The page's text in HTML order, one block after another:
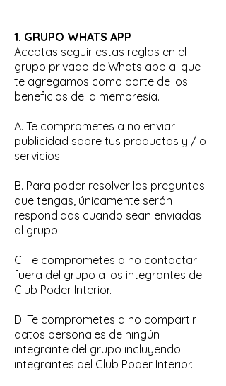
1. GRUPO WHATS APP
Aceptas seguir estas reglas en el
grupo privado de Whats app al que
te agregamos como parte de los
beneficios de la membresía.
A. Te comprometes a no enviar
publicidad sobre tus productos y / o
servicios.
B. Para poder resolver las preguntas
que tengas, únicamente serán
respondidas cuando sean enviadas
al grupo.
C. Te comprometes a no contactar
fuera del grupo a los integrantes del
Club Poder Interior.
D. Te comprometes a no compartir
datos personales de ningún
integrante del grupo incluyendo
integrantes del Club Poder Interior.